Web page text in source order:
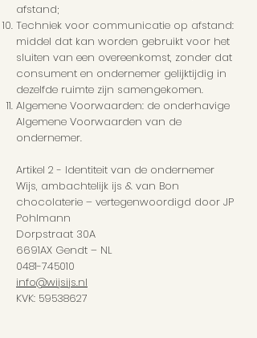
afstand;
Techniek voor communicatie op afstand:
middel dat kan worden gebruikt voor het
sluiten van een overeenkomst, zonder dat
consument en ondernemer gelijktijdig in
dezelfde ruimte zijn samengekomen.
Algemene Voorwaarden: de onderhavige
Algemene Voorwaarden van de
ondernemer.
Artikel 2 - Identiteit van de ondernemer
Wijs, ambachtelijk ijs & van Bon
chocolaterie – vertegenwoordigd door JP
Pohlmann
Dorpstraat 30A
6691AX Gendt – NL
0481-745010
info@wijsijs.nl
KVK: 59538627